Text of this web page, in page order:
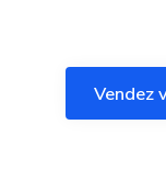
Vendez votre
Vendez
Vendez